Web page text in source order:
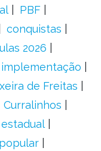
PBF
conquistas
2026
implementação
de Freitas
Curralinhos